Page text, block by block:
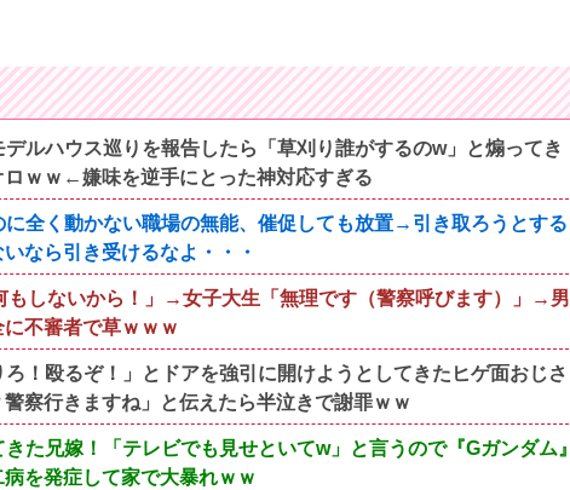
ルハウス巡りを報告したら「草刈り誰がするのw」と煽ってき
ｗｗ←嫌味を逆手にとった神対応すぎる
に全く動かない職場の無能、催促しても放置→引き取ろうとする
なら引き受けるなよ・・・
もしないから！」→女子大生「無理です（警察呼びます）」→男
不審者で草ｗｗｗ
！殴るぞ！」とドアを強引に開けようとしてきたヒゲ面おじさ
察行きますね」と伝えたら半泣きで謝罪ｗｗ
た兄嫁！「テレビでも見せといてw」と言うので『Gガンダム』
を発症して家で大暴れｗｗ